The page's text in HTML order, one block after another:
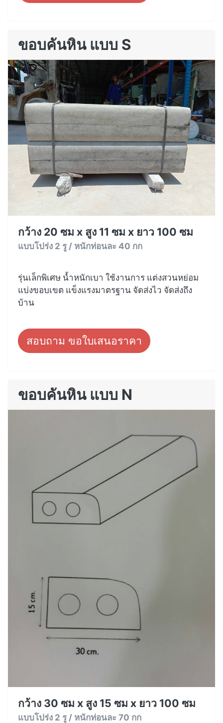
ขอบคันหิน แบบ S
กว้าง 20 ซม x สูง 11 ซม x ยาว 100 ซม
แบบโปร่ง 2 รู / หนักท่อนละ 40 กก
รุ่นเล็กพิเศษ น้ำหนักเบา ใช้งานการ แต่งสวนหย่อม
แบ่งขอบเขต แข็งแรงมาตรฐาน จัดส่งไว จัดส่งถึง
บ้าน
สอบถาม ขอใบเสนอราคา
ขอบคันหิน แบบ N
กว้าง 30 ซม x สูง 15 ซม x ยาว 100 ซม
แบบโปร่ง 2 รู / หนักท่อนละ 70 กก